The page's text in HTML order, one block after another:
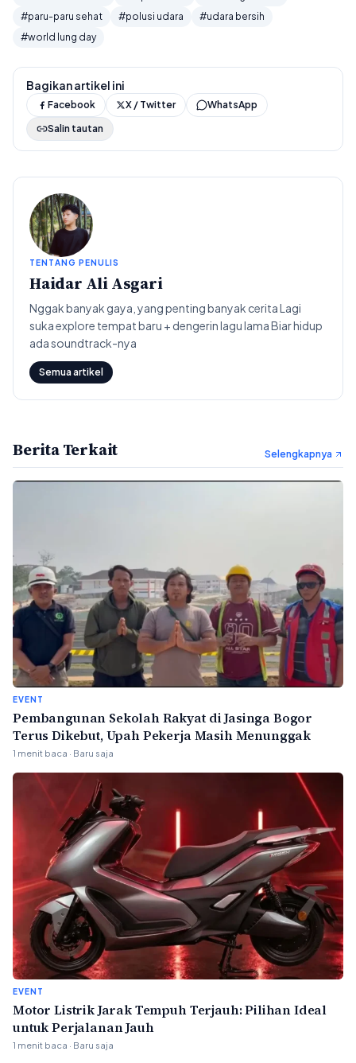
#paru-paru sehat
#polusi udara
#udara bersih
#world lung day
Bagikan artikel ini
Facebook X / Twitter
WhatsApp
Salin tautan
TENTANG PENULIS
Haidar Ali Asgari
Nggak banyak gaya, yang penting banyak cerita Lagi
suka explore tempat baru + dengerin lagu lama Biar hidup
ada soundtrack-nya
Semua artikel
Berita Terkait Selengkapnya
EVENT
Pembangunan Sekolah Rakyat di Jasinga Bogor
Terus Dikebut, Upah Pekerja Masih Menunggak
1 menit baca · Baru saja
EVENT
Motor Listrik Jarak Tempuh Terjauh: Pilihan Ideal
untuk Perjalanan Jauh
1 menit baca · Baru saja